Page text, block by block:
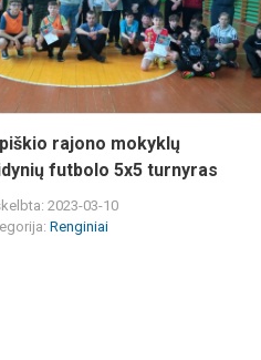
rajono mokyklų
futbolo 5x5 turnyras
2023-03-10
Renginiai